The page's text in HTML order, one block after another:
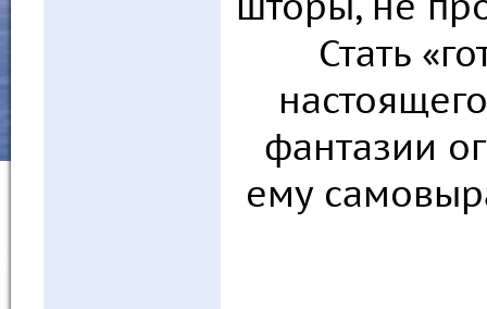
Стать
фантазии
ему